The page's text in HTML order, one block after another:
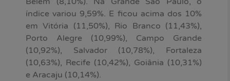
índice variou 9,59%. E ficou acima dos 10%
em Vitória (11,50%), Rio Branco (11,43%),
Porto Alegre (10,99%), Campo Grande
(10,92%), Salvador (10,78%), Fortaleza
(10,63%), Recife (10,42%), Goiânia (10,31%)
e Aracaju (10,14%).